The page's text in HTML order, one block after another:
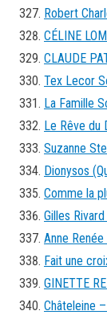
Robert
CÉLINE
CLAUDE
Tex Lecor
La Famille
Le Rêve du
Suzanne
Dionysos
Comme la
Gilles
Anne
Fait une
GINETTE
Châteleine